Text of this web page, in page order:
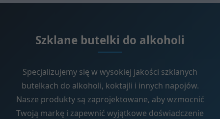
Szklane butelki do alkoholi
Specjalizujemy się w wysokiej jakości szklanych
butelkach do alkoholi, koktajli i innych napojów.
Nasze produkty są zaprojektowane, aby wzmocnić
Twoją markę i zapewnić wyjątkowe doświadczenie